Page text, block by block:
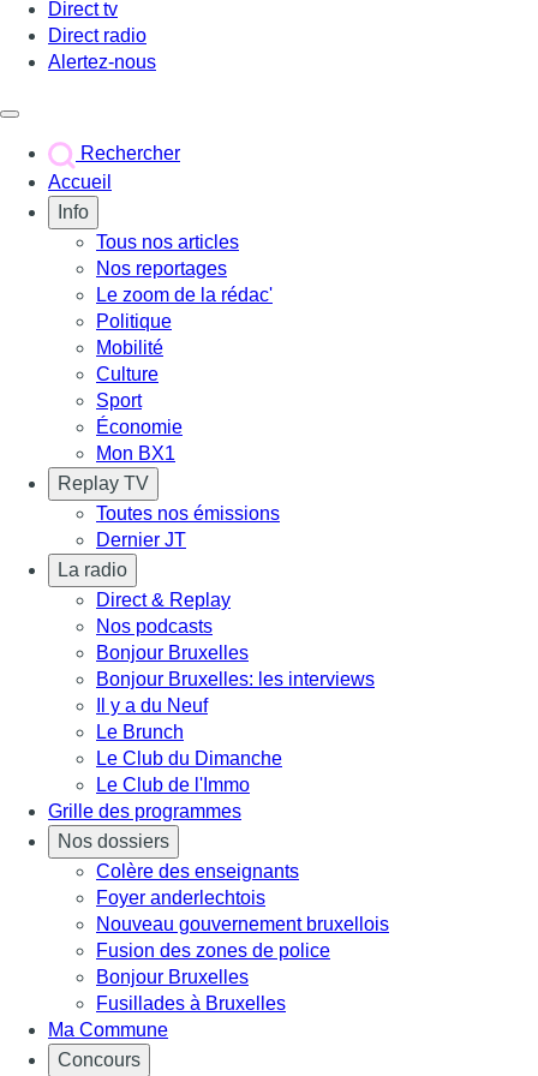
Direct tv
Direct radio
Alertez-nous
Rechercher
Accueil
Info
Tous nos articles
Nos reportages
Le zoom de la rédac'
Politique
Mobilité
Culture
Sport
Économie
Mon BX1
Replay TV
Toutes nos émissions
Dernier JT
La radio
Direct & Replay
Nos podcasts
Bonjour Bruxelles
Bonjour Bruxelles: les interviews
Il y a du Neuf
Le Brunch
Le Club du Dimanche
Le Club de l'Immo
Grille des programmes
Nos dossiers
Colère des enseignants
Foyer anderlechtois
Nouveau gouvernement bruxellois
Fusion des zones de police
Bonjour Bruxelles
Fusillades à Bruxelles
Ma Commune
Concours